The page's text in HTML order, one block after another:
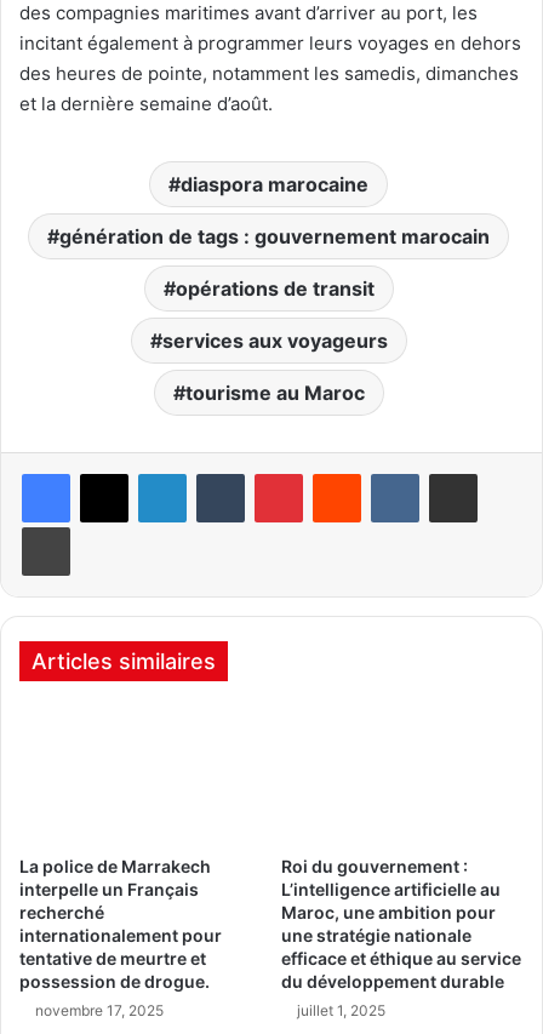
des compagnies maritimes avant d’arriver au port, les
incitant également à programmer leurs voyages en dehors
des heures de pointe, notamment les samedis, dimanches
et la dernière semaine d’août.
diaspora marocaine
génération de tags : gouvernement marocain
opérations de transit
services aux voyageurs
tourisme au Maroc
Articles similaires
La police de Marrakech
interpelle un Français
recherché
internationalement pour
tentative de meurtre et
possession de drogue.
novembre 17, 2025
Roi du gouvernement :
L’intelligence artificielle au
Maroc, une ambition pour
une stratégie nationale
efficace et éthique au service
du développement durable
juillet 1, 2025